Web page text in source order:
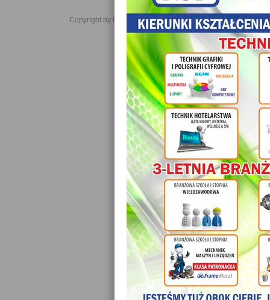
Copyright by Daniel JabĹoĹski 2006-2021. All rights